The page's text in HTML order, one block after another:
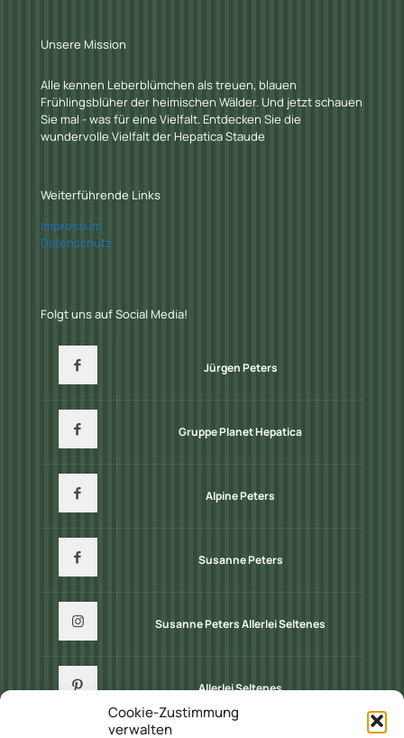
Cookie-Zustimmung
verwalten
Unsere Mission
Alle kennen Leberblümchen als treuen, blauen
Frühlingsblüher der heimischen Wälder. Und jetzt schauen
Sie mal - was für eine Vielfalt. Entdecken Sie die
wundervolle Vielfalt der Hepatica Staude
Weiterführende Links
Impressum
Datenschutz
Folgt uns auf Social Media!
Jürgen Peters
Gruppe Planet Hepatica
Alpine Peters
Susanne Peters
Susanne Peters Allerlei Seltenes
Allerlei Seltenes